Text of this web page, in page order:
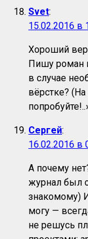
Svet:
15.02.2016 в
Хороший
Пишу роман
в случае
вёрстке? (На
Сергей:
16.02.2016 в
А почему
журнал был
знакомому)
могу —
не решусь